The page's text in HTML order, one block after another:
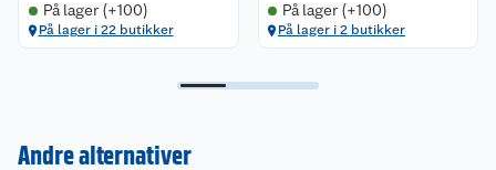
På lager (+100)
På lager i 22 butikker
På lager (+100)
På lager i 2 butikker
Andre alternativer
Om oss
Kontakt oss